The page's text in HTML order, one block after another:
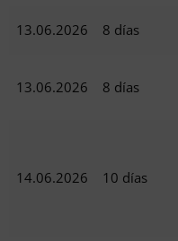
13.06.2026 8 días
13.06.2026 8 días
14.06.2026 10 días